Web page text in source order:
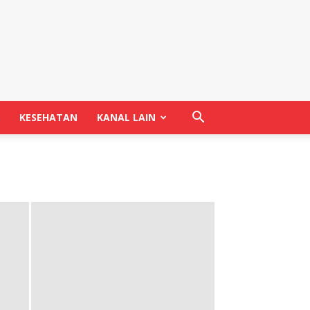
KESEHATAN KANAL LAIN